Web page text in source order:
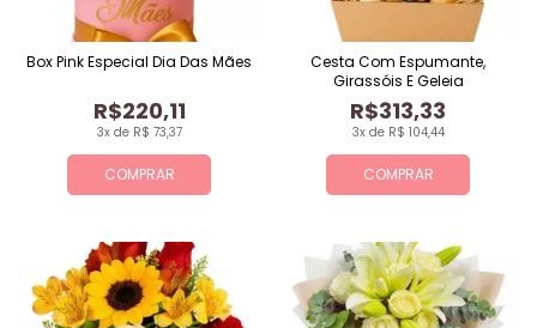
COMPRAR
3x de R$ 73,37
R$220,11
Box Pink Especial Dia Das Mães
COMPRAR
3x de R$ 104,44
R$313,33
Cesta Com Espumante,
Girassóis E Geleia